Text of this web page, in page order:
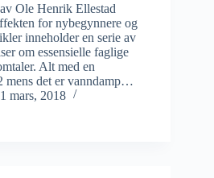
Ole Henrik Ellestad
for nybegynnere og
inneholder en serie av
om essensielle faglige
Alt med en
mens det er vanndamp…
mars, 2018